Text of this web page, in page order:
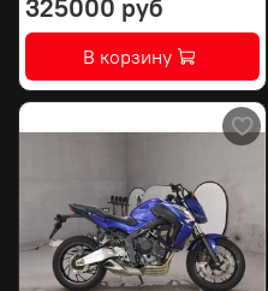
325000 руб
В корзину